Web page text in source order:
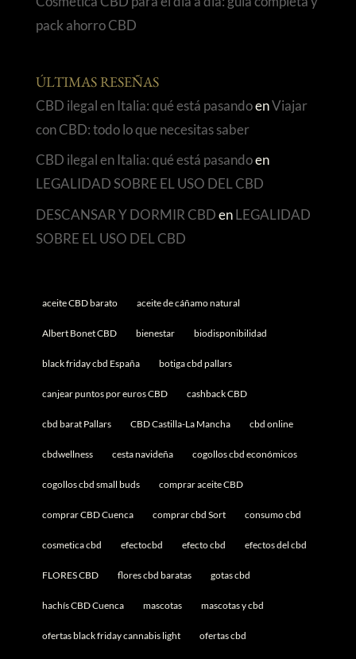
pack ahorro CBD
ÚLTIMAS RESEÑAS
CBD ilegal en Italia: qué está pasandoenViajar
con CBD: todo lo que necesitas saber
CBD ilegal en Italia: qué está pasandoen
LEGALIDAD SOBRE EL USO DEL CBD
DESCANSAR Y DORMIR CBDenLEGALIDAD
SOBRE EL USO DEL CBD
aceite CBD barato aceite de cáñamo natural
Albert Bonet CBD bienestar biodisponibilidad
black friday cbd España botiga cbd pallars
canjear puntos por euros CBD cashback CBD
cbd barat Pallars CBD Castilla-La Mancha cbd online
cbdwellness cesta navideña cogollos cbd económicos
cogollos cbd small buds comprar aceite CBD
comprar CBD Cuenca comprar cbd Sort consumo cbd
cosmetica cbd efectocbd efecto cbd efectos del cbd
FLORES CBD flores cbd baratas gotas cbd
hachís CBD Cuenca mascotas mascotas y cbd
ofertas black friday cannabis light ofertas cbd